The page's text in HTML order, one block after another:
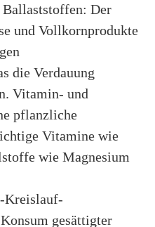
Ballaststoffen: Der
und Vollkornprodukte
die Verdauung
Vitamin- und
pflanzliche
Vitamine wie
wie Magnesium
Kreislauf-
gesättigter